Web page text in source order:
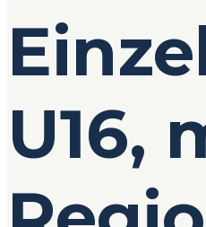
U16,